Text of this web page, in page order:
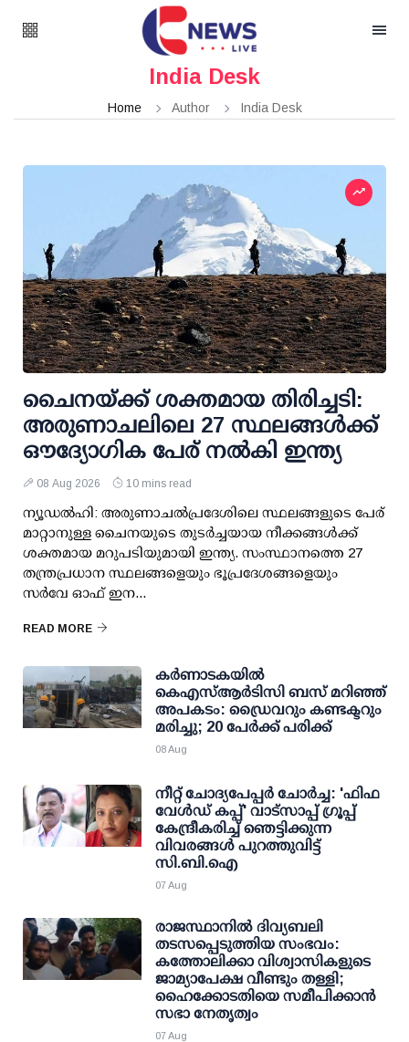
India Desk
Home Author India Desk
ചൈനയ്ക്ക് ശക്തമായ തിരിച്ചടി:
അരുണാചലിലെ 27 സ്ഥലങ്ങള്‍ക്ക്
ഔദ്യോഗിക പേര് നല്‍കി ഇന്ത്യ
08 Aug 2026 10 mins read
ന്യൂഡല്‍ഹി: അരുണാചല്‍പ്രദേശിലെ സ്ഥലങ്ങളുടെ പേര്
മാറ്റാനുള്ള ചൈനയുടെ തുടര്‍ച്ചയായ നീക്കങ്ങള്‍ക്ക്
ശക്തമായ മറുപടിയുമായി ഇന്ത്യ. സംസ്ഥാനത്തെ 27
തന്ത്രപ്രധാന സ്ഥലങ്ങളെയും ഭൂപ്രദേശങ്ങളെയും
സര്‍വേ ഓഫ് ഇന...
READ MORE
കര്‍ണാടകയില്‍
കെഎസ്ആര്‍ടിസി ബസ് മറിഞ്ഞ്
അപകടം: ഡ്രൈവറും കണ്ടക്ടറും
മരിച്ചു; 20 പേര്‍ക്ക് പരിക്ക്
08 Aug
നീറ്റ് ചോദ്യപേപ്പര്‍ ചോര്‍ച്ച: 'ഫിഫ
വേള്‍ഡ് കപ്പ്' വാട്സാപ്പ് ഗ്രൂപ്പ്
കേന്ദ്രീകരിച്ച് ഞെട്ടിക്കുന്ന
വിവരങ്ങള്‍ പുറത്തുവിട്ട്
സി.ബി.ഐ
07 Aug
രാജസ്ഥാനിൽ ദിവ്യബലി
തടസപ്പെടുത്തിയ സംഭവം:
കത്തോലിക്കാ വിശ്വാസികളുടെ
ജാമ്യാപേക്ഷ വീണ്ടും തള്ളി;
ഹൈക്കോടതിയെ സമീപിക്കാൻ
സഭാ നേതൃത്വം
07 Aug